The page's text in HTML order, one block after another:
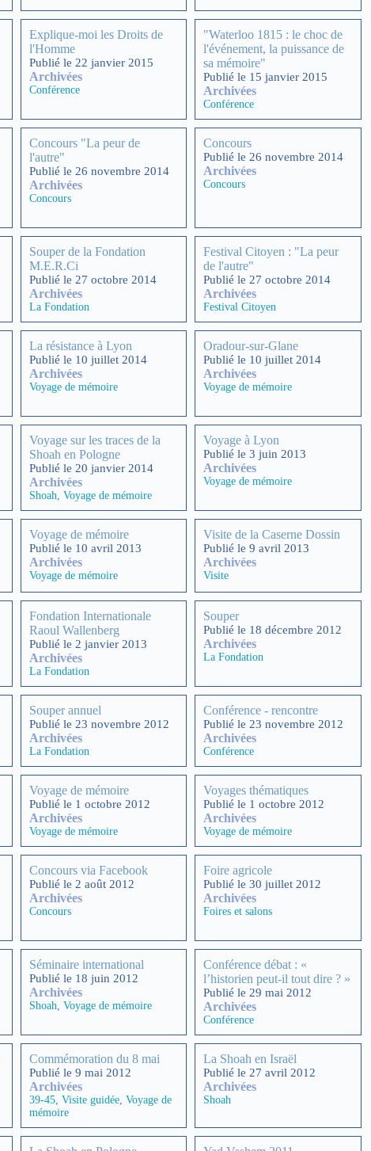
Explique-moi les Droits de
l'Homme
Publié le 22 janvier 2015
Archivées
Conférence
"Waterloo 1815 : le choc de
l'événement, la puissance de
sa mémoire"
Publié le 15 janvier 2015
Archivées
Conférence
Concours "La peur de
l'autre"
Publié le 26 novembre 2014
Archivées
Concours
Concours
Publié le 26 novembre 2014
Archivées
Concours
Souper de la Fondation
M.E.R.Ci
Publié le 27 octobre 2014
Archivées
La Fondation
Festival Citoyen : "La peur
de l'autre"
Publié le 27 octobre 2014
Archivées
Festival Citoyen
La résistance à Lyon
Publié le 10 juillet 2014
Archivées
Voyage de mémoire
Oradour-sur-Glane
Publié le 10 juillet 2014
Archivées
Voyage de mémoire
Voyage sur les traces de la
Shoah en Pologne
Publié le 20 janvier 2014
Archivées
Shoah Voyage de mémoire
Voyage à Lyon
Publié le 3 juin 2013
Archivées
Voyage de mémoire
Voyage de mémoire
Publié le 10 avril 2013
Archivées
Voyage de mémoire
Visite de la Caserne Dossin
Publié le 9 avril 2013
Archivées
Visite
Fondation Internationale
Raoul Wallenberg
Publié le 2 janvier 2013
Archivées
La Fondation
Souper
Publié le 18 décembre 2012
Archivées
La Fondation
Souper annuel
Publié le 23 novembre 2012
Archivées
La Fondation
Conférence - rencontre
Publié le 23 novembre 2012
Archivées
Conférence
Voyage de mémoire
Publié le 1 octobre 2012
Archivées
Voyage de mémoire
Voyages thématiques
Publié le 1 octobre 2012
Archivées
Voyage de mémoire
Concours via Facebook
Publié le 2 août 2012
Archivées
Concours
Foire agricole
Publié le 30 juillet 2012
Archivées
Foires et salons
Séminaire international
Publié le 18 juin 2012
Archivées
Shoah Voyage de mémoire
Conférence débat : «
l’historien peut-il tout dire ? »
Publié le 29 mai 2012
Archivées
Conférence
Commémoration du 8 mai
Publié le 9 mai 2012
Archivées
39-45, Visite guidée, Voyage de
mémoire
La Shoah en Israël
Publié le 27 avril 2012
Archivées
Shoah